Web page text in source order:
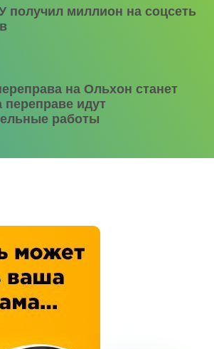
получил миллион на соцсеть
на Ольхон станет
переправе идут
работы